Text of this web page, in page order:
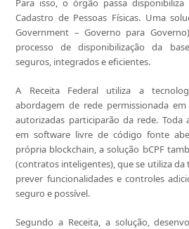
Para isso, o órgão passa
Cadastro de Pessoas Físicas. Uma
Government – Governo para
processo de disponibilização da
seguros, integrados e eficientes.
A Receita Federal utiliza a
abordagem de rede permissionada
autorizadas participarão da rede. Toda
em software livre de código fonte
própria blockchain, a solução bCPF
(contratos inteligentes), que se utiliza
prever funcionalidades e controles
seguro e possível.
Segundo a Receita, a solução,